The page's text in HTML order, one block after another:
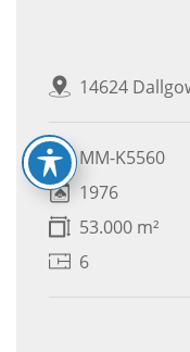
14624
MM-K5560
1976
53.000 m²
6